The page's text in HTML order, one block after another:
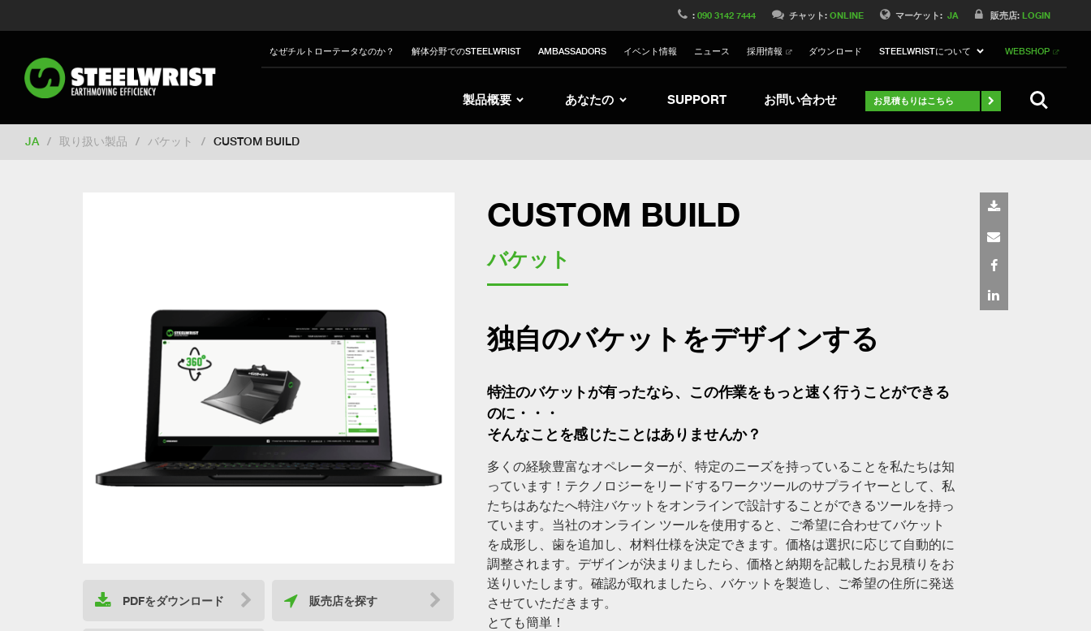
マーケット: JA 販売店: LOGIN
:090 3142 7444 チャット:ONLINE
なぜチルトローテータなのか？ 解体分野でのSTEELWRIST AMBASSADORS イベント情報 ニュース 採用情報 ダウンロード STEELWRISTについて WEBSHOP
製品概要 あなたの SUPPORT お問い合わせ お見積もりはこちら
Switch to Belgium Switch to Belgique
Switch to International Switch to United Kingdom Switch to Sweden Switch to Poland Switch to Norway
Switch to Netherlands Switch to Korea Switch to Italy Switch to Germany
Switch to France
JA / 取り扱い製品 / バケット / CUSTOM BUILD
PDFをダウンロード 販売店を探す
CUSTOM BUILD
バケット
独自のバケットをデザインする
特注のバケットが有ったなら、この作業をもっと速く行うことができる
のに・・・
そんなことを感じたことはありませんか？
多くの経験豊富なオペレーターが、特定のニーズを持っていることを私たちは知
っています！テクノロジーをリードするワークツールのサプライヤーとして、私
たちはあなたへ特注バケットをオンラインで設計することができるツールを持っ
ています。当社のオンライン ツールを使用すると、ご希望に合わせてバケット
を成形し、歯を追加し、材料仕様を決定できます。価格は選択に応じて自動的に
調整されます。デザインが決まりましたら、価格と納期を記載したお見積りをお
送りいたします。確認が取れましたら、バケットを製造し、ご希望の住所に発送
させていただきます。
とても簡単！